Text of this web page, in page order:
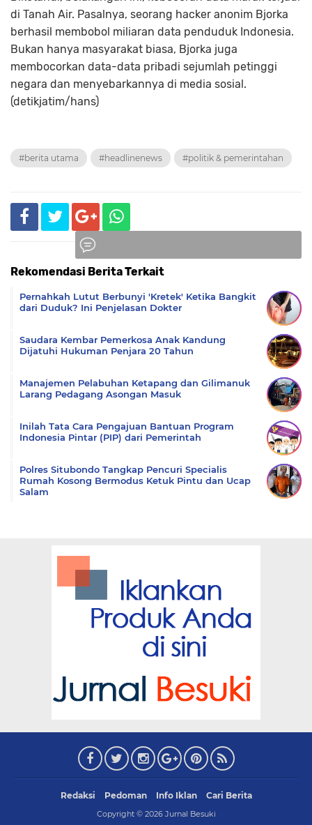
di Tanah Air. Pasalnya, seorang hacker anonim Bjorka
berhasil membobol miliaran data penduduk Indonesia.
Bukan hanya masyarakat biasa, Bjorka juga
membocorkan data-data pribadi sejumlah petinggi
negara dan menyebarkannya di media sosial.
(detikjatim/hans)
#berita utama #headlinenews #politik & pemerintahan
Rekomendasi Berita Terkait
Pernahkah Lutut Berbunyi 'Kretek' Ketika Bangkit
dari Duduk? Ini Penjelasan Dokter
Saudara Kembar Pemerkosa Anak Kandung
Dijatuhi Hukuman Penjara 20 Tahun
Manajemen Pelabuhan Ketapang dan Gilimanuk
Larang Pedagang Asongan Masuk
Inilah Tata Cara Pengajuan Bantuan Program
Indonesia Pintar (PIP) dari Pemerintah
Polres Situbondo Tangkap Pencuri Specialis
Rumah Kosong Bermodus Ketuk Pintu dan Ucap
Salam
Redaksi Pedoman Info Iklan Cari Berita
Copyright © 2026 Jurnal Besuki